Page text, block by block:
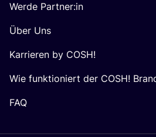
Werde Partner:in
Über Uns
Karrieren by COSH!
Wie funktioniert der COSH!
FAQ